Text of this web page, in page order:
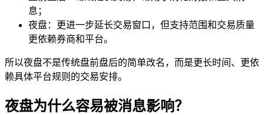
息；
夜盘：更进一步延长交易窗口，但支持范围和交易质量
更依赖券商和平台。
所以夜盘不是传统盘前盘后的简单改名，而是更长时间、更依
赖具体平台规则的交易安排。
夜盘为什么容易被消息影响？